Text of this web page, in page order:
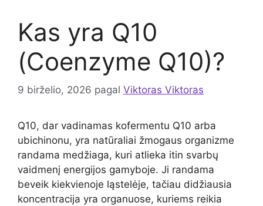
Kas yra Q10
(Coenzyme Q10)?
9 birželio, 2026 pagal Viktoras Viktoras
Q10, dar vadinamas kofermentu Q10 arba
ubichinonu, yra natūraliai žmogaus organizme
randama medžiaga, kuri atlieka itin svarbų
vaidmenį energijos gamyboje. Ji randama
beveik kiekvienoje ląstelėje, tačiau didžiausia
koncentracija yra organuose, kuriems reikia